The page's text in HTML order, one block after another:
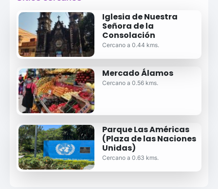
Iglesia de Nuestra
Señora de la
Consolación
Cercano a 0.44 kms.
Mercado Álamos
Cercano a 0.56 kms.
Parque Las Américas
(Plaza de las Naciones
Unidas)
Cercano a 0.63 kms.